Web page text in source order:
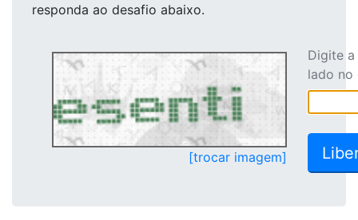
responda ao desafio abaixo.
[trocar imagem]
Digite
lado no